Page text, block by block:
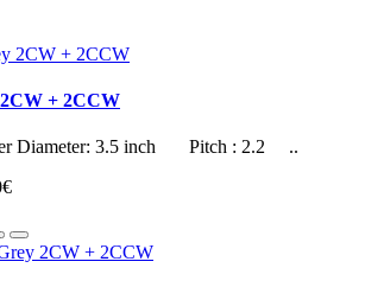
+ 2CCW
Diameter: 3.5 inch Pitch : 2.2 ..